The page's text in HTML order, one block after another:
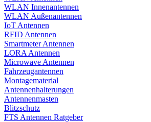
WLAN Innenantennen
WLAN Außenantennen
IoT Antennen
RFID Antennen
Smartmeter Antennen
LORA Antennen
Microwave Antennen
Fahrzeugantennen
Montagematerial
Antennenhalterungen
Antennenmasten
Blitzschutz
FTS Antennen Ratgeber